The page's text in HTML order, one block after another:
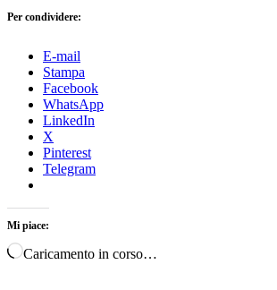
Per condividere:
E-mail
Stampa
Facebook
WhatsApp
LinkedIn
X
Pinterest
Telegram
Mi piace:
Caricamento in corso…